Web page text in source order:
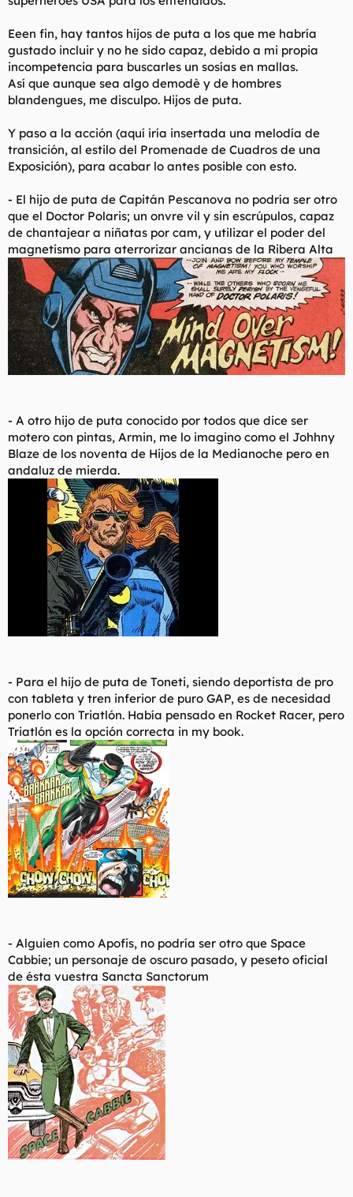
Eeen fin, hay tantos hijos de puta a los que me habría
gustado incluir y no he sido capaz, debido a mi propia
incompetencia para buscarles un sosías en mallas.
Así que aunque sea algo demodè y de hombres
blandengues, me disculpo. Hijos de puta.
Y paso a la acción (aquí iría insertada una melodía de
transición, al estilo del Promenade de Cuadros de una
Exposición), para acabar lo antes posible con esto.
- El hijo de puta de Capitán Pescanova no podría ser otro
que el Doctor Polaris; un onvre vil y sin escrúpulos, capaz
de chantajear a niñatas por cam, y utilizar el poder del
magnetismo para aterrorizar ancianas de la Ribera Alta
- A otro hijo de puta conocido por todos que dice ser
motero con pintas, Armin, me lo imagino como el Johhny
Blaze de los noventa de Hijos de la Medianoche pero en
andaluz de mierda.
- Para el hijo de puta de Toneti, siendo deportista de pro
con tableta y tren inferior de puro GAP, es de necesidad
ponerlo con Triatlón. Había pensado en Rocket Racer, pero
Triatlón es la opción correcta in my book.
- Alguien como Apofis, no podría ser otro que Space
Cabbie; un personaje de oscuro pasado, y peseto oficial
de ésta vuestra Sancta Sanctorum